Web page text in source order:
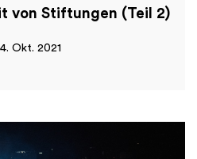
von Stiftungen (Teil 2)
Okt. 2021